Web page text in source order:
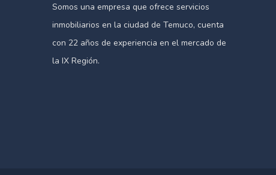
Somos una empresa que ofrece servicios
inmobiliarios en la ciudad de Temuco, cuenta
con 22 años de experiencia en el mercado de
la IX Región.